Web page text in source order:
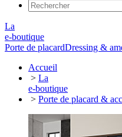
La
e-boutique
Porte de placardDressing &
Accueil
> La
e-boutique
> Porte de placard &